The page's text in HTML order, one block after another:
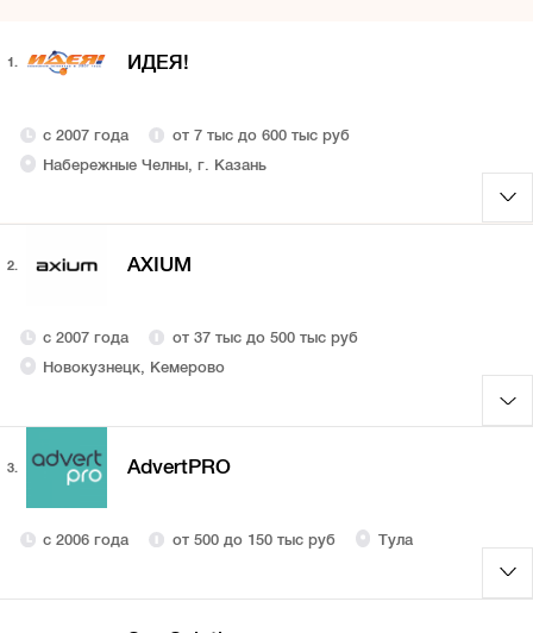
1. ИДЕЯ!
с 2007 года
от 7 тыс до 600 тыс руб
Набережные Челны, г. Казань
2. AXIUM
с 2007 года
от 37 тыс до 500 тыс руб
Новокузнецк, Кемерово
3. AdvertPRO
с 2006 года от 500 до 150 тыс руб Тула